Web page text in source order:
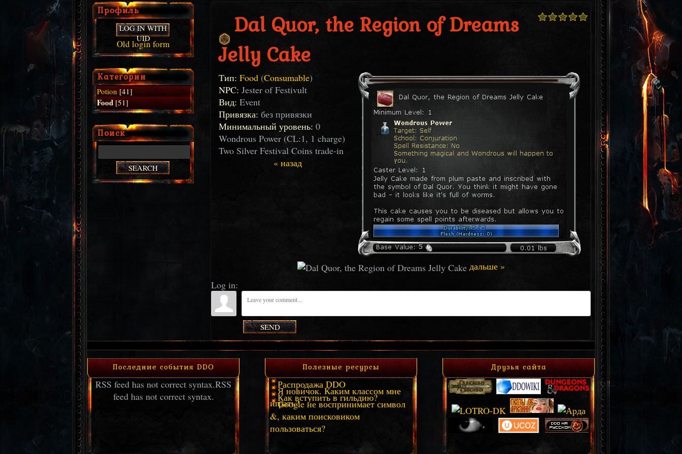
Dal Quor, the Region of Dreams
Jelly Cake
Тип: Food (Consumable)
NPC: Jester of Festivult
Вид: Event
Привязка: без привязки
Минимальный уровень: 0
Wondrous Power (CL:1, 1 charge)
Two Silver Festival Coins trade-in
« назад
дальше »
Log in:
SEND
Профиль
LOG IN WITH
UID
Old login form
Категории
Potion [41]
Food [51]
Поиск
Последние события DDO
RSS feed has not correct syntax.RSS
feed has not correct syntax.
Друзья сайта
Полезные ресурсы
Распродажа DDO
Я новичок. Каким классом мне
играть?
Как вступить в гильдию?
Google не воспринимает символ
&, каким поисковиком
пользоваться?